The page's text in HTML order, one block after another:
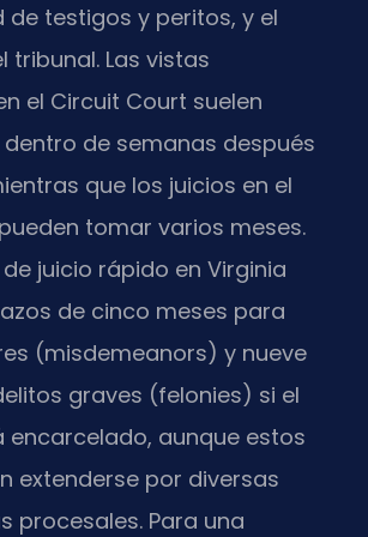
de testigos y peritos, y el
tribunal. Las vistas
el Circuit Court suelen
de semanas después
que los juicios en el
tomar varios meses.
juicio rápido en Virginia
de cinco meses para
(misdemeanors) y nueve
graves (felonies) si el
encarcelado, aunque estos
extenderse por diversas
procesales. Para una